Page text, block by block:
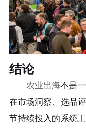
结论
农业出海不是
在市场洞察、选品
节持续投入的系统